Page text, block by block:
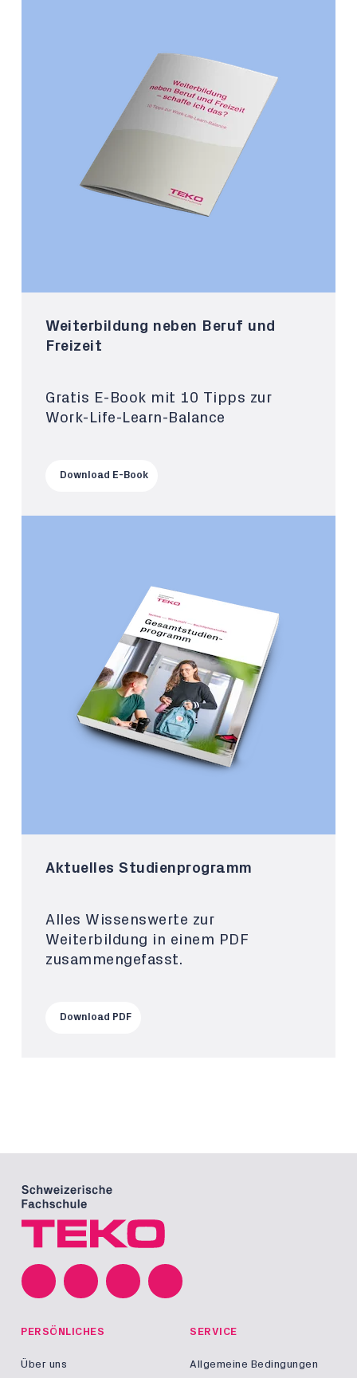
Weiterbildung neben Beruf und
Freizeit
Gratis E-Book mit 10 Tipps zur
Work-Life-Learn-Balance
Download E-Book
Aktuelles Studienprogramm
Alles Wissenswerte zur
Weiterbildung in einem PDF
zusammengefasst.
Download PDF
PERSÖNLICHES
Über uns
SERVICE
Allgemeine Bedingungen